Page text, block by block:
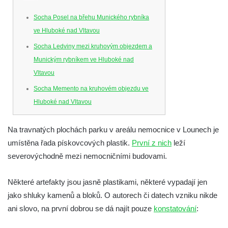
Socha Posel na břehu Munického rybníka
ve Hluboké nad Vltavou
Socha Ledviny mezi kruhovým objezdem a
Munickým rybníkem ve Hluboké nad
Vltavou
Socha Memento na kruhovém objezdu ve
Hluboké nad Vltavou
Socha Chalikotérium v ZOO Hluboká
Socha Smilodon v ZOO Hluboká
Socha Veledaněk v ZOO Hluboká
Socha Plejtvák obrovský v ZOO Hluboká
Socha Medvěd jeskynní v ZOO Hluboká
Socha Mamutí lebka v ZOO Hluboká
Na travnatých plochách parku v areálu nemocnice v Lounech je
umístěna řada pískovcových plastik. První z nich leží
severovýchodně mezi nemocničními budovami.
Některé artefakty jsou jasně plastikami, některé vypadají jen
jako shluky kamenů a bloků. O autorech či datech vzniku nikde
ani slovo, na první dobrou se dá najít pouze konstatování: